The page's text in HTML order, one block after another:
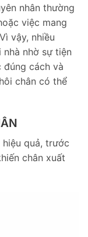
nhân thường
việc mang
vậy, nhiều
nhờ sự tiện
đúng cách và
chân có thể
hiệu quả, trước
chân xuất